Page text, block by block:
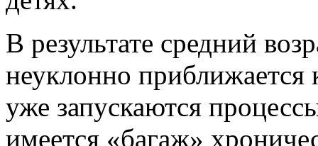
В результате средний
неуклонно приближается
уже запускаются
имеется «багаж»